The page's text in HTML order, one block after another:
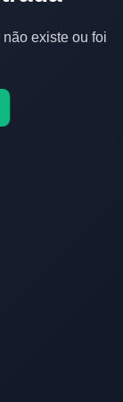
existe ou foi